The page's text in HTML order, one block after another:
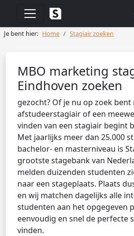
Je bent hier: Home Stagiair zoeken
MBO marketing
Eindhoven zoeken
gezocht? Of je nu op zoek bent
afstudeerstagiair of een
vinden van een stagiair begint
Met jaarlijks meer dan 25.000
bachelor- en masterniveau is
grootste stagebank van
melden duizenden studenten
naar een stageplaats. Plaats
en wij matchen dagelijks alle
studenten aan het opgegeven
eenvoudig en snel de perfecte
vinden.